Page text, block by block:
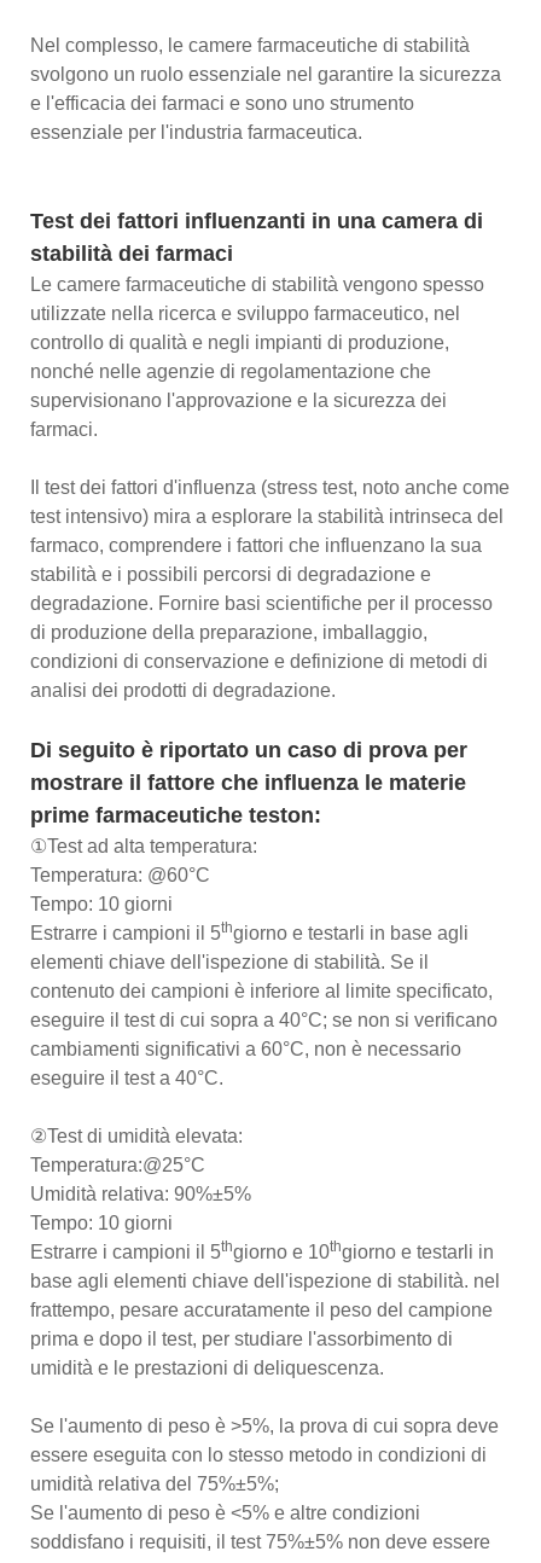
Nel complesso, le camere farmaceutiche di stabilità
svolgono un ruolo essenziale nel garantire la sicurezza
e l'efficacia dei farmaci e sono uno strumento
essenziale per l'industria farmaceutica.
Test dei fattori influenzanti in una camera di
stabilità dei farmaci
Le camere farmaceutiche di stabilità vengono spesso
utilizzate nella ricerca e sviluppo farmaceutico, nel
controllo di qualità e negli impianti di produzione,
nonché nelle agenzie di regolamentazione che
supervisionano l'approvazione e la sicurezza dei
farmaci.
Il test dei fattori d'influenza (stress test, noto anche come
test intensivo) mira a esplorare la stabilità intrinseca del
farmaco, comprendere i fattori che influenzano la sua
stabilità e i possibili percorsi di degradazione e
degradazione. Fornire basi scientifiche per il processo
di produzione della preparazione, imballaggio,
condizioni di conservazione e definizione di metodi di
analisi dei prodotti di degradazione.
Di seguito è riportato un caso di prova per
mostrare il fattore che influenza le materie
prime farmaceutiche teston:
①Test ad alta temperatura:
Temperatura: @60°C
Tempo: 10 giorni
Estrarre i campioni il 5thgiorno e testarli in base agli
elementi chiave dell'ispezione di stabilità. Se il
contenuto dei campioni è inferiore al limite specificato,
eseguire il test di cui sopra a 40°C; se non si verificano
cambiamenti significativi a 60°C, non è necessario
eseguire il test a 40°C.
②Test di umidità elevata:
Temperatura:@25°C
Umidità relativa: 90%±5%
Tempo: 10 giorni
Estrarre i campioni il 5thgiorno e 10thgiorno e testarli in
base agli elementi chiave dell'ispezione di stabilità. nel
frattempo, pesare accuratamente il peso del campione
prima e dopo il test, per studiare l'assorbimento di
umidità e le prestazioni di deliquescenza.
Se l'aumento di peso è >5%, la prova di cui sopra deve
essere eseguita con lo stesso metodo in condizioni di
umidità relativa del 75%±5%;
Se l'aumento di peso è <5% e altre condizioni
soddisfano i requisiti, il test 75%±5% non deve essere